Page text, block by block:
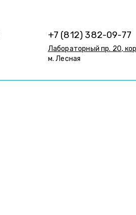
+7 (812) 382-09-77
Лабораторный пр. 20,
м. Лесная